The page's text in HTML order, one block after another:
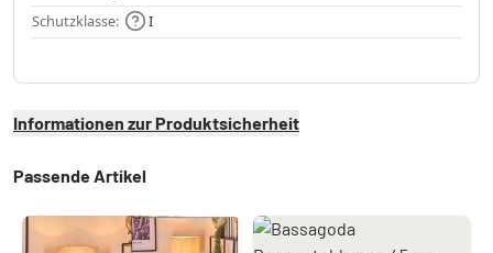
Schutzklasse:
I
Informationen zur Produktsicherheit
Passende Artikel